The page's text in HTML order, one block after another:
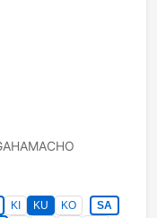
KI KU KO
SA